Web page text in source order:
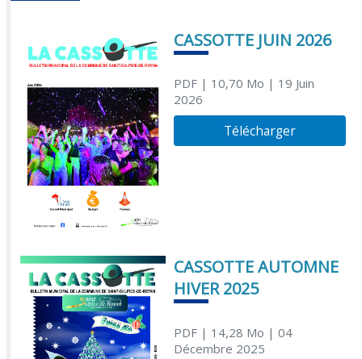
CASSOTTE JUIN 2026
PDF| 10,70 Mo | 19 Juin
2026
Télécharger
CASSOTTE AUTOMNE
HIVER 2025
PDF| 14,28 Mo | 04
Décembre 2025